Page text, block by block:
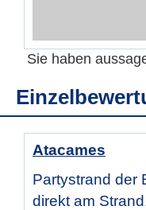
Sie haben
Atacames
Partystrand der
direkt am